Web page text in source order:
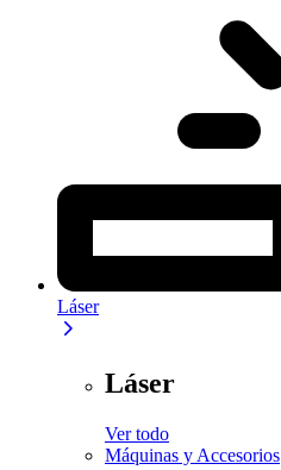
Láser
Láser
Ver todo
Máquinas y Accesorios